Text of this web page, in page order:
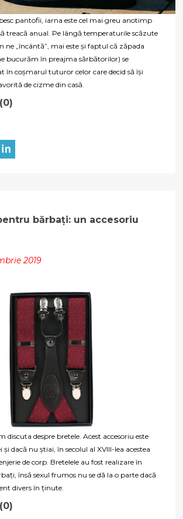
pantofii, iarna este cel mai greu anotimp
treacă anual. Pe lângă temperaturile scăzute
ne „încântă”, mai este și faptul că zăpada
bucurăm în preajma sărbătorilor) se
în coșmarul tuturor celor care decid să își
de cizme din casă.
bărbați: un accesoriu
2019
discuta despre bretele. Acest accesoriu este
dacă nu știai, în secolul al XVIII-lea acestea
de corp. Bretelele au fost realizare în
însă sexul frumos nu se dă la o parte dacă
divers în ținute.